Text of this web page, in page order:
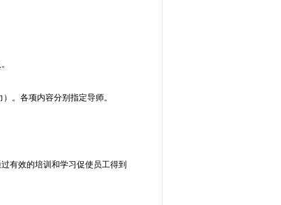
。各项内容分别指定导师。
有效的培训和学习促使员工得到